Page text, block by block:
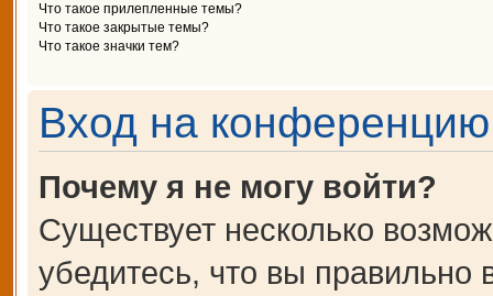
Что такое прилепленные темы?
Что такое закрытые темы?
Что такое значки тем?
Вход на конференцию
Почему я не могу войти?
Существует несколько
убедитесь, что вы правильно